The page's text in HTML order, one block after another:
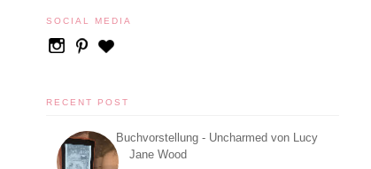
SOCIAL MEDIA
RECENT POST
Buchvorstellung - Uncharmed von Lucy
Jane Wood